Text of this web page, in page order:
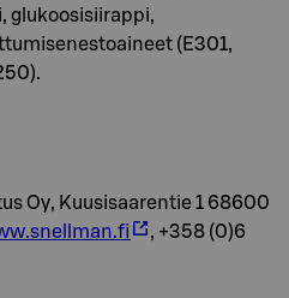
glukoosisiirappi,
(E301,
Oy, Kuusisaarentie 1 68600
, +358 (0)6